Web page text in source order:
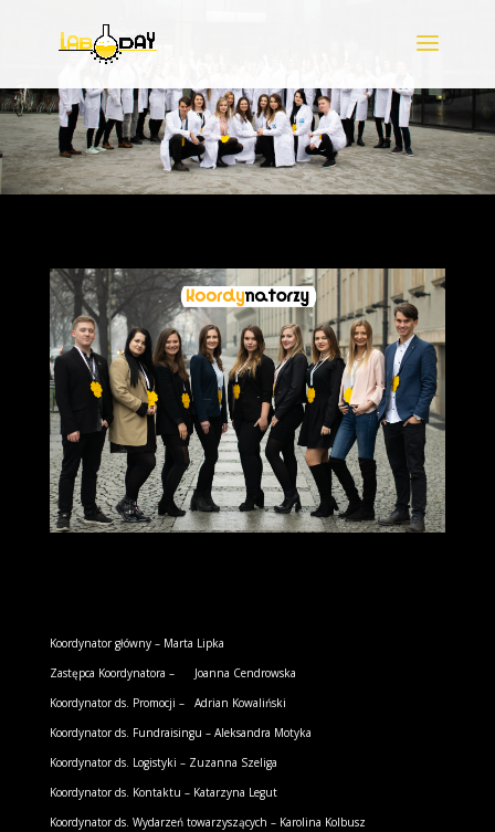
Koordynator główny – Marta Lipka
Zastępca Koordynatora – Joanna Cendrowska
Koordynator ds. Promocji – Adrian Kowaliński
Koordynator ds. Fundraisingu – Aleksandra Motyka
Koordynator ds. Logistyki – Zuzanna Szeliga
Koordynator ds. Kontaktu – Katarzyna Legut
Koordynator ds. Wydarzeń towarzyszących – Karolina Kolbusz